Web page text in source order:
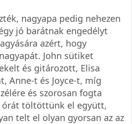
nagyapa pedig nehezen
jó barátnak engedélyt
azért, hogy
John sütiket
és gitározott, Elisa
Anne-t és Joyce-t, míg
és szorosan fogta
órát töltöttünk el együtt,
telt el olyan gyorsan az az